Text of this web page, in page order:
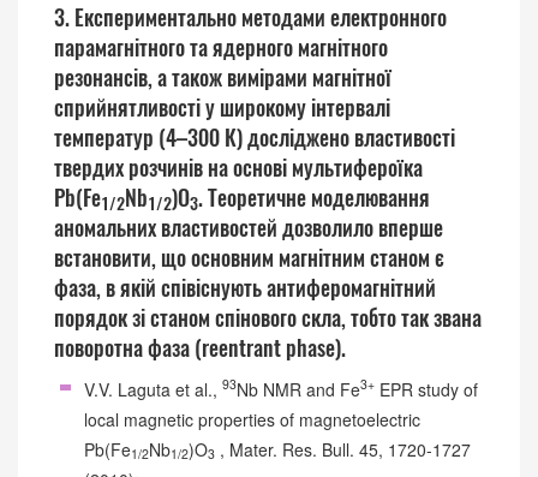
3. Експериментально методами електронного
парамагнітного та ядерного магнітного
резонансів, а також вимірами магнітної
сприйнятливості у широкому інтервалі
температур (4–300 К) досліджено властивості
твердих розчинів на основі мультифероїка
Pb(Fe1/2Nb1/2)O3. Теоретичне моделювання
аномальних властивостей дозволило вперше
встановити, що основним магнітним станом є
фаза, в якій співіснують антиферомагнітний
порядок зі станом спінового скла, тобто так звана
поворотна фаза (reentrant phase).
V.V. Laguta et al., 93Nb NMR and Fe3+ EPR study of
local magnetic properties of magnetoelectric
Pb(Fe1/2Nb1/2)O3 , Mater. Res. Bull. 45, 1720-1727